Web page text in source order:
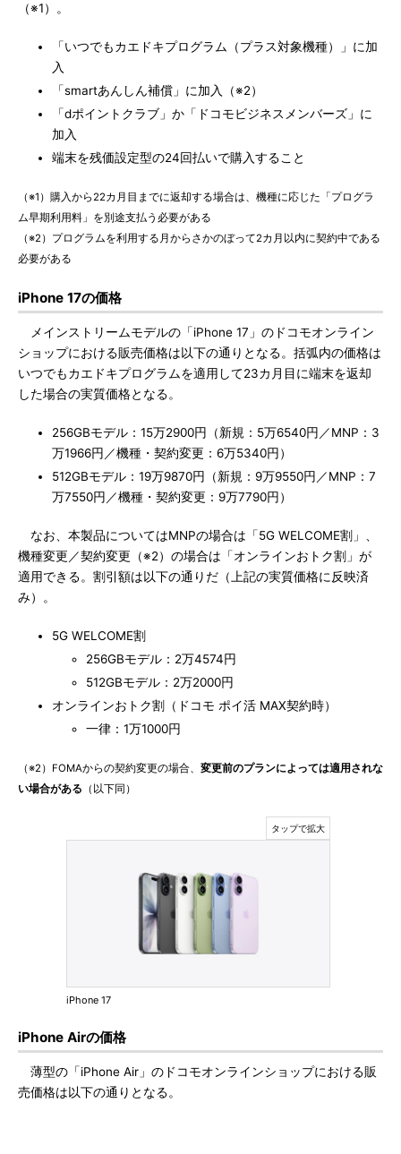
（※1）。
「いつでもカエドキプログラム（プラス対象機種）」に加
入
「smartあんしん補償」に加入（※2）
「dポイントクラブ」か「ドコモビジネスメンバーズ」に
加入
端末を残価設定型の24回払いで購入すること
（※1）購入から22カ月目までに返却する場合は、機種に応じた「プログラ
ム早期利用料」を別途支払う必要がある
（※2）プログラムを利用する月からさかのぼって2カ月以内に契約中である
必要がある
iPhone 17の価格
メインストリームモデルの「iPhone 17」のドコモオンライン
ショップにおける販売価格は以下の通りとなる。括弧内の価格は
いつでもカエドキプログラムを適用して23カ月目に端末を返却
した場合の実質価格となる。
256GBモデル：15万2900円（新規：5万6540円／MNP：3
万1966円／機種・契約変更：6万5340円）
512GBモデル：19万9870円（新規：9万9550円／MNP：7
万7550円／機種・契約変更：9万7790円）
なお、本製品についてはMNPの場合は「5G WELCOME割」、
機種変更／契約変更（※2）の場合は「オンラインおトク割」が
適用できる。割引額は以下の通りだ（上記の実質価格に反映済
み）。
5G WELCOME割
256GBモデル：2万4574円
512GBモデル：2万2000円
オンラインおトク割（ドコモ ポイ活 MAX契約時）
一律：1万1000円
（※2）FOMAからの契約変更の場合、 変更前のプランによっては適用されな
い場合がある （以下同）
iPhone 17
iPhone Airの価格
薄型の「iPhone Air」のドコモオンラインショップにおける販
売価格は以下の通りとなる。